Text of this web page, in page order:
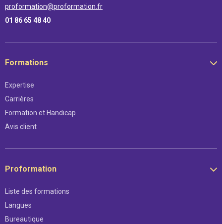
proformation@proformation.fr
01 86 65 48 40
Formations
Expertise
Carrières
Formation et Handicap
Avis client
Proformation
Liste des formations
Langues
Bureautique